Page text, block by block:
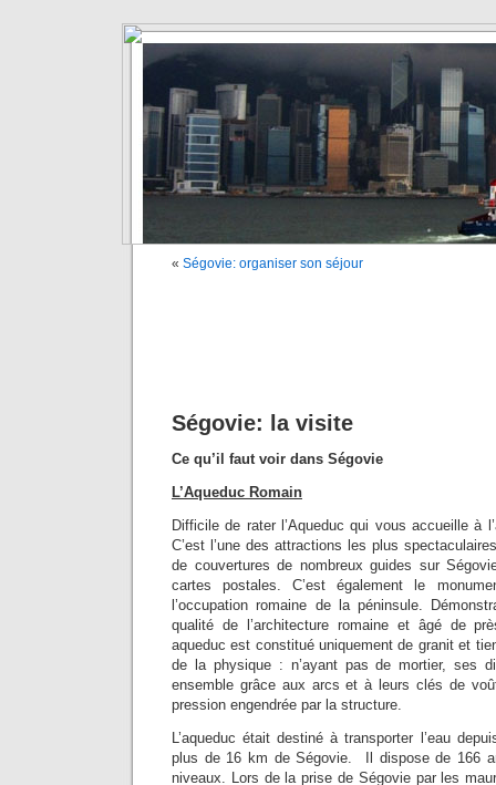
« Ségovie: organiser son séjour
Ségovie: la visite
Ce qu’il faut voir dans Ségovie
L’Aqueduc Romain
Difficile de rater l’Aqueduc qui vous accueille à
C’est l’une des attractions les plus
de couvertures de nombreux guides sur
cartes postales. C’est également le
l’occupation romaine de la péninsule.
qualité de l’architecture romaine et âgé de
aqueduc est constitué uniquement de granit et
de la physique : n’ayant pas de mortier, ses
ensemble grâce aux arcs et à leurs clés de
pression engendrée par la structure.
L’aqueduc était destiné à transporter l’eau
plus de 16 km de Ségovie. Il dispose de 166
niveaux. Lors de la prise de Ségovie par les